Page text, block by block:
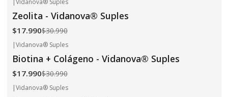
Zeolita - Vidanova® Suples
$17.990$30.990
|Vidanova® Suples
Biotina + Colágeno - Vidanova® Suples
$17.990$30.990
|Vidanova® Suples